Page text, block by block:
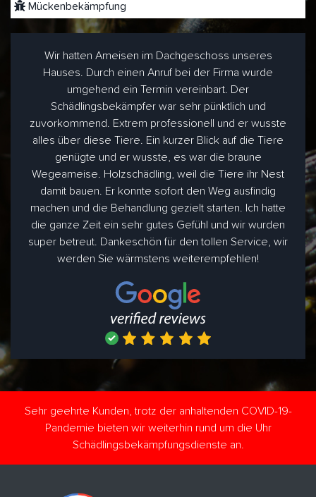
Mückenbekämpfung
Wir hatten Ameisen im Dachgeschoss unseres
Hauses. Durch einen Anruf bei der Firma wurde
umgehend ein Termin vereinbart. Der
Schädlingsbekämpfer war sehr pünktlich und
zuvorkommend. Extrem professionell und er wusste
alles über diese Tiere. Ein kurzer Blick auf die Tiere
genügte und er wusste, es war die braune
Wegeameise. Holzschädling, weil die Tiere ihr Nest
damit bauen. Er konnte sofort den Weg ausfindig
machen und die Behandlung gezielt starten. Ich hatte
die ganze Zeit ein sehr gutes Gefühl und wir wurden
super betreut. Dankeschön für den tollen Service, wir
werden Sie wärmstens weiterempfehlen!
Sehr geehrte Kunden, trotz der anhaltenden COVID-19-
Pandemie bieten wir weiterhin rund um die Uhr
Schädlingsbekämpfungsdienste an.